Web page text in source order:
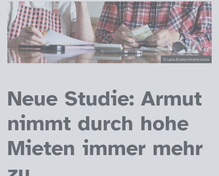
© Lena Evans/shutterstock
Neue Studie: Armut
nimmt durch hohe
Mieten immer mehr